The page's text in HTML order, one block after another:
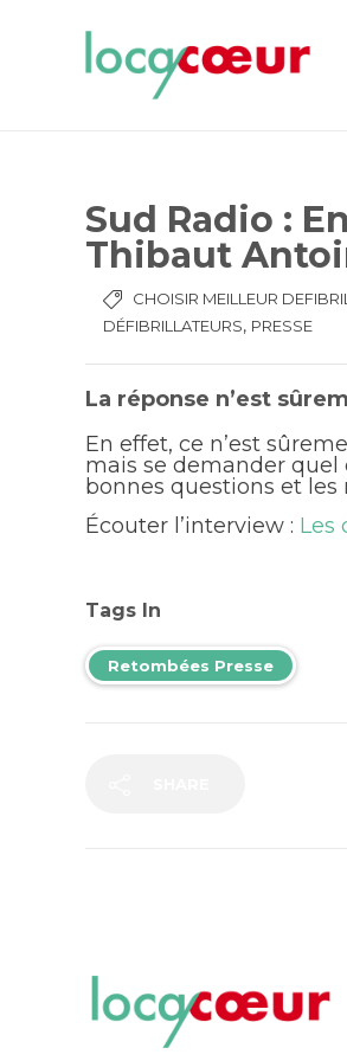
Sud Radio :
Thibaut
CHOISIR MEILLEUR
DÉFIBRILLATEURS, PRESSE
La réponse n’est
En effet, ce n’est
mais se demander
bonnes questions et
Écouter l’interview : Les
Tags In
Retombées Presse